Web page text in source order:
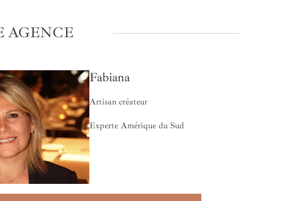
AGENCE
Fabiana
Artisan créateur
Experte Amérique du Sud